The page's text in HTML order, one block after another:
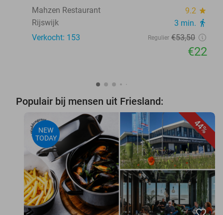
Mahzen Restaurant
9.2 star
Rijswijk 3 min. directions_walk
Verkocht: 153 Regulier €53,50
€22
Populair bij mensen uit Friesland:
44%
NEW
TODAY